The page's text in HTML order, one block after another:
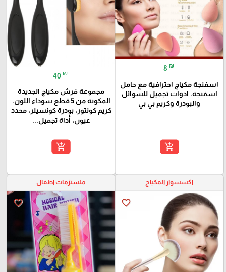
8 ₪
اسفنجة مكياج احترافية مع حامل
اسفنجة، ادوات تجميل للسوائل
والبودرة وكريم بي بي
add_shopping_cart
40 ₪
مجموعة فرش مكياج الجديدة
المكونة من 5 قطع سوداء اللون،
كريم كونتور، بودرة كونسيلر، محدد
عيون، أداة تجميل...
add_shopping_cart
اكسسوار المكياج
favorite_border
ملستزمات اطفال
favorite_border